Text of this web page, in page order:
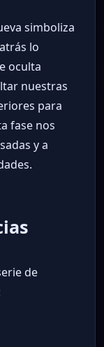
simboliza
lo
oculta
nuestras
para
fase nos
y a
de